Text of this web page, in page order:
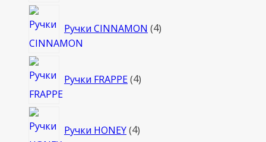
Ручки CINNAMON 4товара
Ручки FRAPPE 4товара
Ручки HONEY 4товара